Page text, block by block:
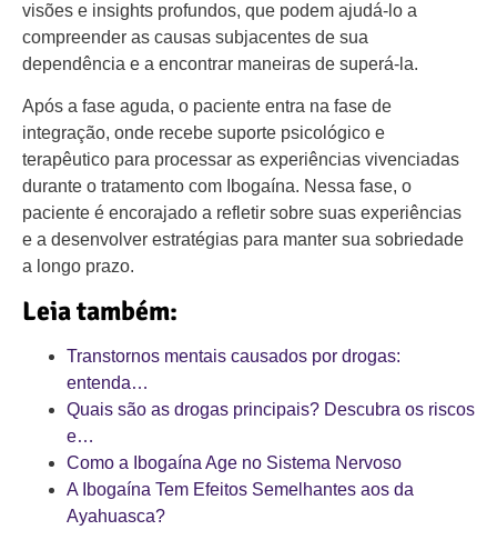
visões e insights profundos, que podem ajudá-lo a
compreender as causas subjacentes de sua
dependência e a encontrar maneiras de superá-la.
Após a fase aguda, o paciente entra na fase de
integração, onde recebe suporte psicológico e
terapêutico para processar as experiências vivenciadas
durante o tratamento com Ibogaína. Nessa fase, o
paciente é encorajado a refletir sobre suas experiências
e a desenvolver estratégias para manter sua sobriedade
a longo prazo.
Leia também:
Transtornos mentais causados por drogas:
entenda…
Quais são as drogas principais? Descubra os riscos
e…
Como a Ibogaína Age no Sistema Nervoso
A Ibogaína Tem Efeitos Semelhantes aos da
Ayahuasca?